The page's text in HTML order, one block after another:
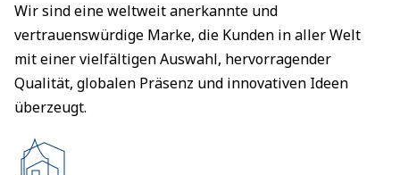
Wir sind eine weltweit anerkannte und
vertrauenswürdige Marke, die Kunden in aller Welt
mit einer vielfältigen Auswahl, hervorragender
Qualität, globalen Präsenz und innovativen Ideen
überzeugt.